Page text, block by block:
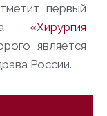
первый
«Хирургия
является
России.